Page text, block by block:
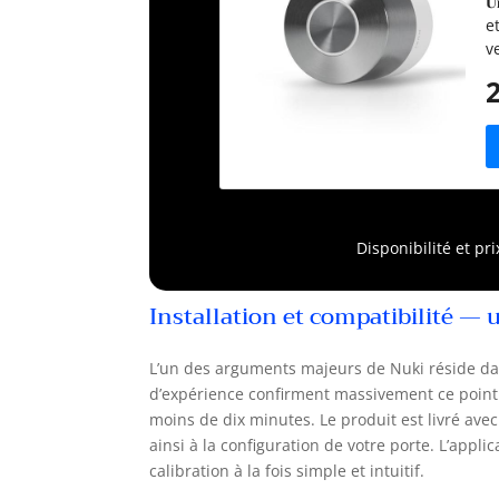
Disponibilité et
Installation et compatibilité —
L’un des arguments majeurs de Nuki réside
d’expérience confirment massivement ce
moins de dix minutes. Le produit est livré
ainsi à la configuration de votre porte.
calibration à la fois simple et intuitif.